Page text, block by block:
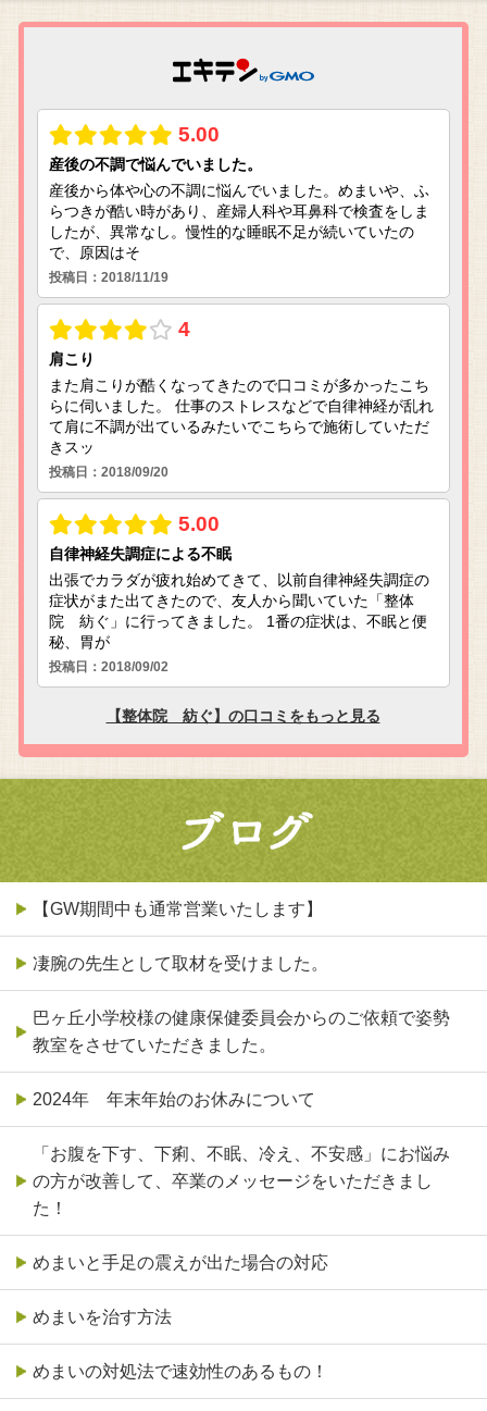
【GW期間中も通常営業いたします】
凄腕の先生として取材を受けました。
巴ヶ丘小学校様の健康保健委員会からのご依頼で姿勢
教室をさせていただきました。
2024年 年末年始のお休みについて
「お腹を下す、下痢、不眠、冷え、不安感」にお悩み
の方が改善して、卒業のメッセージをいただきまし
た！
めまいと手足の震えが出た場合の対応
めまいを治す方法
めまいの対処法で速効性のあるもの！